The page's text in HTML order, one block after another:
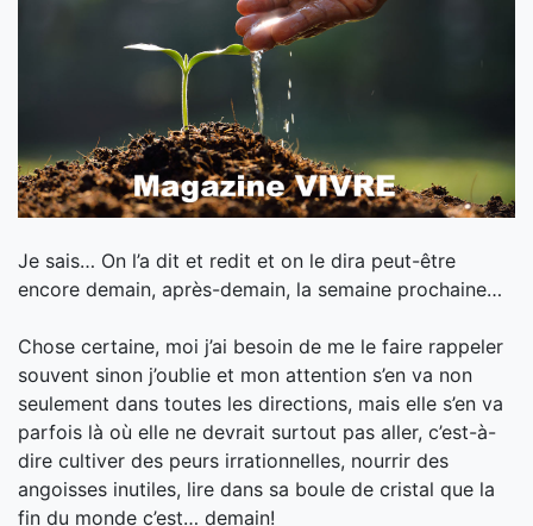
Je sais… On l’a dit et redit et on le dira peut-être
encore demain, après-demain, la semaine prochaine…
Chose certaine, moi j’ai besoin de me le faire rappeler
souvent sinon j’oublie et mon attention s’en va non
seulement dans toutes les directions, mais elle s’en va
parfois là où elle ne devrait surtout pas aller, c’est-à-
dire cultiver des peurs irrationnelles, nourrir des
angoisses inutiles, lire dans sa boule de cristal que la
fin du monde c’est… demain!